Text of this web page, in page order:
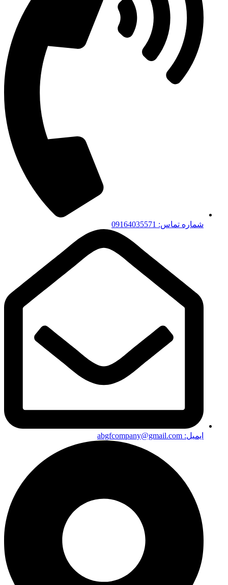
شماره تماس: 09164035571
ایمیل: abgfcompany@gmail.com